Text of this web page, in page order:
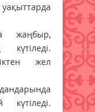
жаңбыр,
жел